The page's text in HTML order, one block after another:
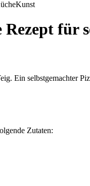
Kunst
für
Ein selbstgemachter
Zutaten: